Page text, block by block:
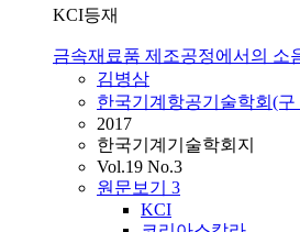
KCI등재
금속재료품 제조공정에서의 소
김병삼
한국기계항공기술학회(
2017
한국기계기술학회지
Vol.19 No.3
원문보기 3
KCI